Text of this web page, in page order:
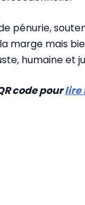
pénurie,
marge mais
humaine et
code pourlire